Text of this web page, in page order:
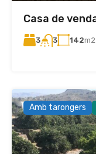
Casa de
3 3 142m2
Amb tarongers